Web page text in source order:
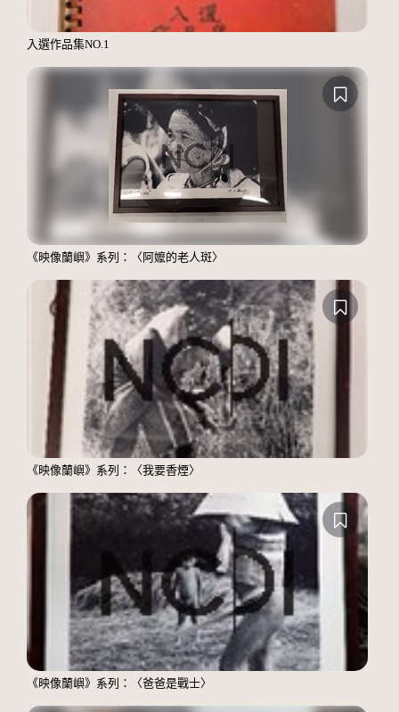
入選作品集NO.1
《映像蘭嶼》系列：〈阿嬤的老人斑〉
《映像蘭嶼》系列：〈我要香煙〉
《映像蘭嶼》系列：〈爸爸是戰士〉